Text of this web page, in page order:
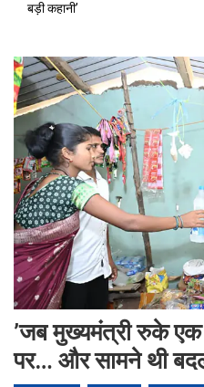
बड़ी कहानी’
’जब मुख्यमंत्री रुके एक
पर… और सामने थी